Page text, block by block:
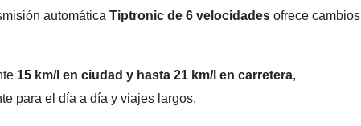
automática Tiptronic de 6 velocidades ofrece cambios
15 km/l en ciudad y hasta 21 km/l en carretera,
para el día a día y viajes largos.